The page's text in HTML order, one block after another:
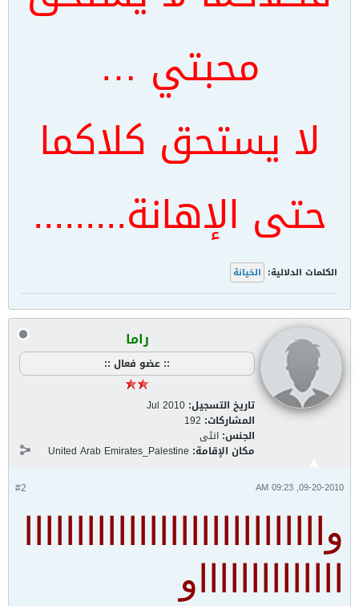
محبتي …
لا يستحق كلاكما
حتى الإهانة.........
الكلمات الدلالية: الخيانة
راما
:: عضو فعال ::
تاريخ التسجيل: Jul 2010
المشاركات: 192
الجنس: انثى
مكان الإقامة: United Arab Emirates_Palestine
#2 09-20-2010, 09:23 AM
وااااااااااااااااااااااااااااا
ااااااااااااااو